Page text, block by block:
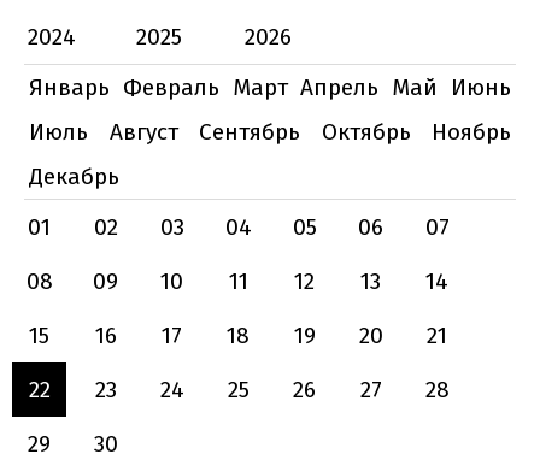
2024
2025
2026
Январь Февраль Март Апрель Май
Июнь
Июль
Август Сентябрь Октябрь
Ноябрь
Декабрь
01
02 03 04 05 06
07
08
09 10 11 12 13
14
15
16 17 18 19 20
21
22
23 24 25 26 27
28
29
30